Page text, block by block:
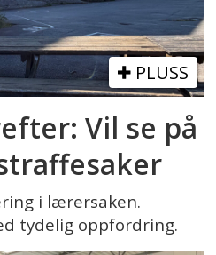
PLUSS
Vil se på
i lærersaken.
tydelig oppfordring.